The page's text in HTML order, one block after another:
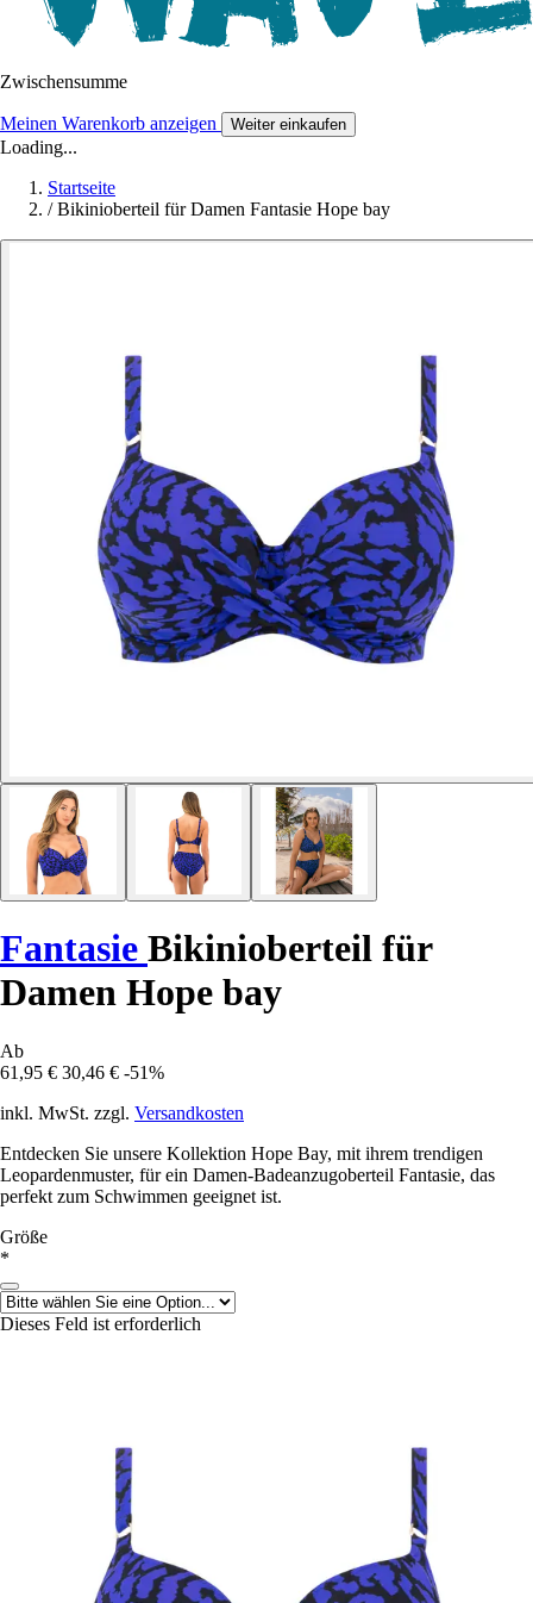
Zwischensumme
Meinen Warenkorb anzeigen Weiter einkaufen
Loading...
Startseite
/ Bikinioberteil für Damen Fantasie Hope bay
Fantasie Bikinioberteil für
Damen Hope bay
Ab
61,95 € 30,46 € -51%
inkl. MwSt. zzgl. Versandkosten
Entdecken Sie unsere Kollektion Hope Bay, mit ihrem trendigen
Leopardenmuster, für ein Damen-Badeanzugoberteil Fantasie, das
perfekt zum Schwimmen geeignet ist.
Größe
*
Dieses Feld ist erforderlich